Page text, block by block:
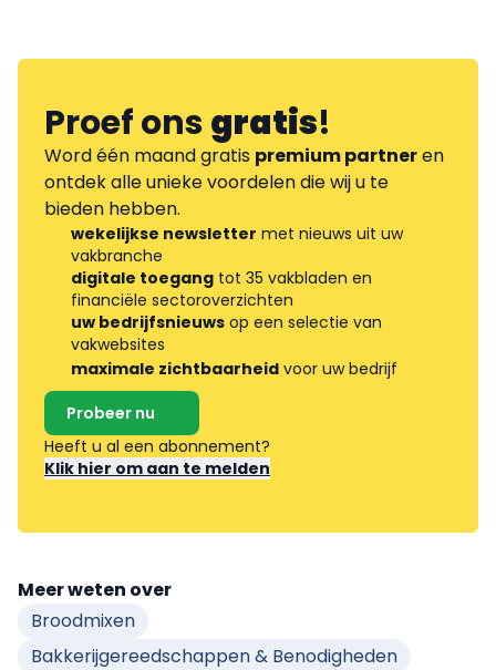
Proef onsgratis!
Word één maand gratis premium partneren
ontdek alle unieke voordelen die wij u te
bieden hebben.
wekelijkse newsletter met nieuws uit uw
vakbranche
digitale toegang tot 35 vakbladen en
financiële sectoroverzichten
uw bedrijfsnieuws op een selectie van
vakwebsites
maximale zichtbaarheid voor uw bedrijf
Probeer nu
Heeft u al een abonnement?
Klik hier om aan te melden
Meer weten over
Broodmixen
Bakkerijgereedschappen & Benodigheden